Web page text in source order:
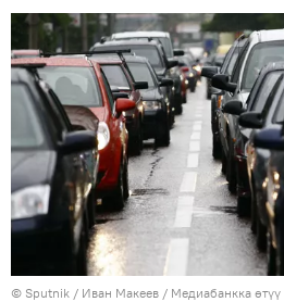
© Sputnik / Иван Макеев / Медиабанкка өтүү